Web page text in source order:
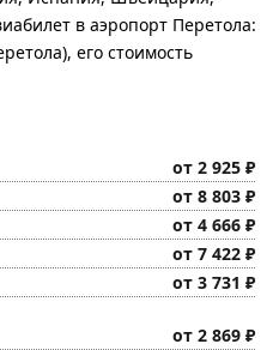
в аэропорт Перетола:
его стоимость
от 2 925 ₽
от 8 803 ₽
от 4 666 ₽
от 7 422 ₽
от 3 731 ₽
от 2 869 ₽